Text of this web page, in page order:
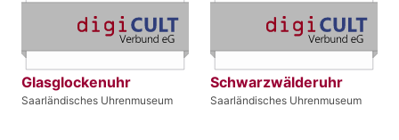
Glasglockenuhr
Saarländisches Uhrenmuseum
Schwarzwälderuhr
Saarländisches Uhrenmuseum